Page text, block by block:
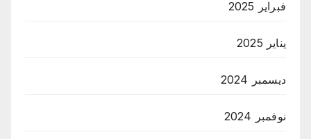
فبراير 2025
يناير 2025
ديسمبر 2024
نوفمبر 2024